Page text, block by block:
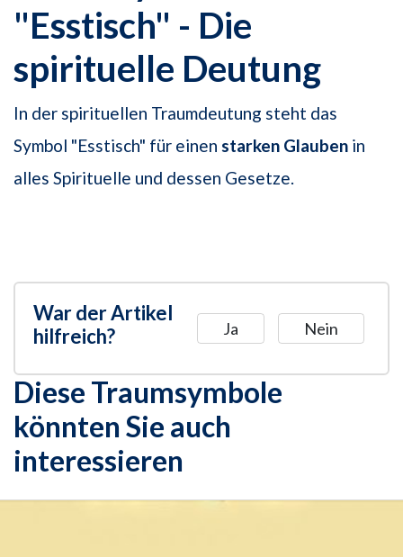
"Esstisch" - Die
spirituelle Deutung
In der spirituellen Traumdeutung steht das
Symbol "Esstisch" für einen starken Glauben in
alles Spirituelle und dessen Gesetze.
War der Artikel
hilfreich?
Ja Nein
Diese Traumsymbole
könnten Sie auch
interessieren